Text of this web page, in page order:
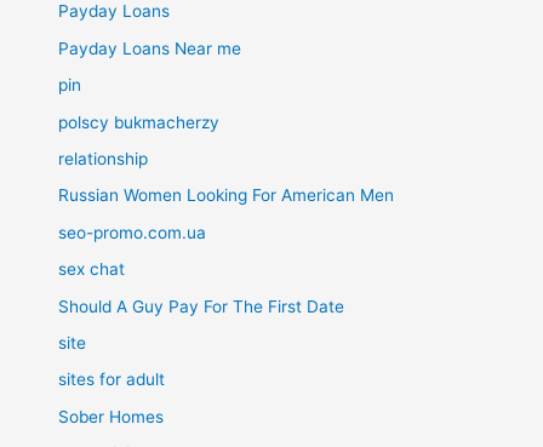
Payday Loans
Payday Loans Near me
pin
polscy bukmacherzy
relationship
Russian Women Looking For American Men
seo-promo.com.ua
sex chat
Should A Guy Pay For The First Date
site
sites for adult
Sober Homes